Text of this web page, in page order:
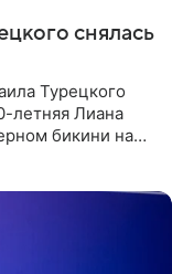
снялась
Турецкого
летняя Лиана
бикини на